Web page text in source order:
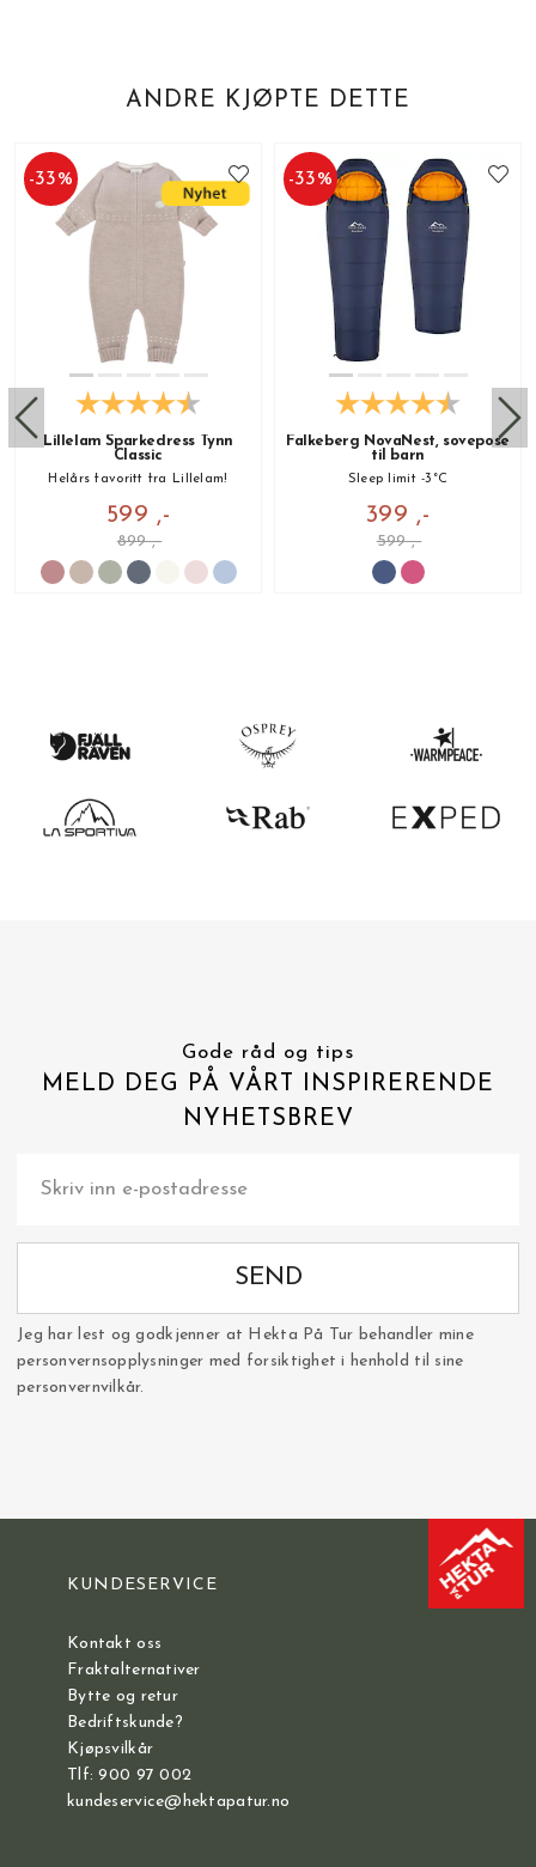
ANDRE KJØPTE DETTE
-33%
Lillelam Sparkedress Tynn
Classic
Helårs favoritt fra Lillelam!
599 ,-
899 ,-
-33%
Falkeberg NovaNest, sovepose
til barn
Sleep limit -3°C
399 ,-
599 ,-
Gode råd og tips
MELD DEG PÅ VÅRT INSPIRERENDE
NYHETSBREV
SEND
Jeg har lest og godkjenner at Hekta På Tur behandler mine
personvernsopplysninger med forsiktighet i henhold til sine
personvernvilkår.
KUNDESERVICE
Kontakt oss
Fraktalternativer
Bytte og retur
Bedriftskunde?
Kjøpsvilkår
Tlf: 900 97 002
kundeservice@hektapatur.no